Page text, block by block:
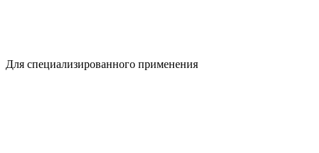
Для специализированного применения